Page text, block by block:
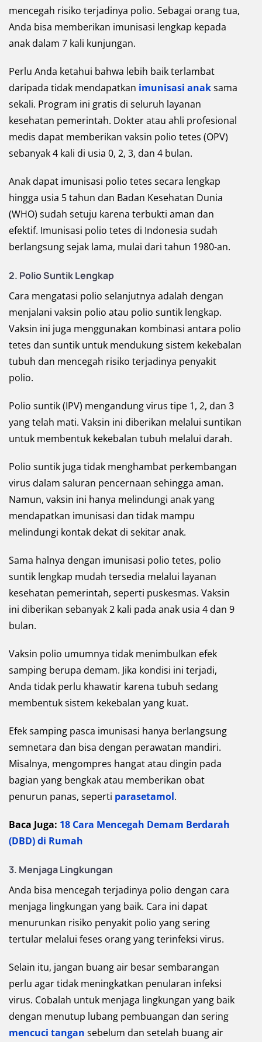
mencegah risiko terjadinya polio. Sebagai orang tua,
Anda bisa memberikan imunisasi lengkap kepada
anak dalam 7 kali kunjungan.
Perlu Anda ketahui bahwa lebih baik terlambat
daripada tidak mendapatkan imunisasi anaksama
sekali. Program ini gratis di seluruh layanan
kesehatan pemerintah. Dokter atau ahli profesional
medis dapat memberikan vaksin polio tetes (OPV)
sebanyak 4 kali di usia 0, 2, 3, dan 4 bulan.
Anak dapat imunisasi polio tetes secara lengkap
hingga usia 5 tahun dan Badan Kesehatan Dunia
(WHO) sudah setuju karena terbukti aman dan
efektif. Imunisasi polio tetes di Indonesia sudah
berlangsung sejak lama, mulai dari tahun 1980-an.
2. Polio Suntik Lengkap
Cara mengatasi polio selanjutnya adalah dengan
menjalani vaksin polio atau polio suntik lengkap.
Vaksin ini juga menggunakan kombinasi antara polio
tetes dan suntik untuk mendukung sistem kekebalan
tubuh dan mencegah risiko terjadinya penyakit
polio.
Polio suntik (IPV) mengandung virus tipe 1, 2, dan 3
yang telah mati. Vaksin ini diberikan melalui suntikan
untuk membentuk kekebalan tubuh melalui darah.
Polio suntik juga tidak menghambat perkembangan
virus dalam saluran pencernaan sehingga aman.
Namun, vaksin ini hanya melindungi anak yang
mendapatkan imunisasi dan tidak mampu
melindungi kontak dekat di sekitar anak.
Sama halnya dengan imunisasi polio tetes, polio
suntik lengkap mudah tersedia melalui layanan
kesehatan pemerintah, seperti puskesmas. Vaksin
ini diberikan sebanyak 2 kali pada anak usia 4 dan 9
bulan.
Vaksin polio umumnya tidak menimbulkan efek
samping berupa demam. Jika kondisi ini terjadi,
Anda tidak perlu khawatir karena tubuh sedang
membentuk sistem kekebalan yang kuat.
Efek samping pasca imunisasi hanya berlangsung
semnetara dan bisa dengan perawatan mandiri.
Misalnya, mengompres hangat atau dingin pada
bagian yang bengkak atau memberikan obat
penurun panas, seperti parasetamol.
Baca Juga: 18 Cara Mencegah Demam Berdarah
(DBD) di Rumah
3. Menjaga Lingkungan
Anda bisa mencegah terjadinya polio dengan cara
menjaga lingkungan yang baik. Cara ini dapat
menurunkan risiko penyakit polio yang sering
tertular melalui feses orang yang terinfeksi virus.
Selain itu, jangan buang air besar sembarangan
perlu agar tidak meningkatkan penularan infeksi
virus. Cobalah untuk menjaga lingkungan yang baik
dengan menutup lubang pembuangan dan sering
mencuci tangan sebelum dan setelah buang air